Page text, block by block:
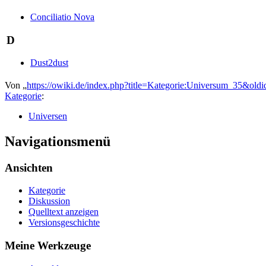
Conciliatio Nova
D
Dust2dust
Von „https://owiki.de/
Kategorie:
Universen
Navigationsmenü
Ansichten
Kategorie
Diskussion
Quelltext anzeigen
Versionsgeschichte
Meine Werkzeuge